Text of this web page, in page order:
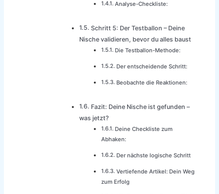
Analyse-Checkliste:
Schritt 5: Der Testballon – Deine
Nische validieren, bevor du alles baust
Die Testballon-Methode:
Der entscheidende Schritt:
Beobachte die Reaktionen:
Fazit: Deine Nische ist gefunden –
was jetzt?
Deine Checkliste zum
Abhaken:
Der nächste logische Schritt
Vertiefende Artikel: Dein Weg
zum Erfolg